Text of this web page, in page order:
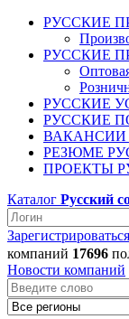
РУССКИЕ
РУССКИЕ
РУССКИЕ
РУССКИЕ
ВАКАНСИИ
РЕЗЮМЕ
ПРОЕКТЫ
Каталог Русский
Зарегистрироваться
компаний 17696
Новости компаний